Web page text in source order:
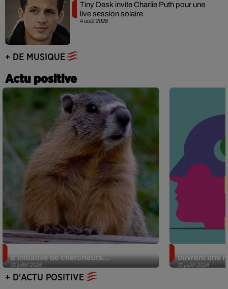
4 août 2026
Tiny Desk invite Charlie Puth pour une
live session solaire
+ DE MUSIQUE
Actu positive
31 juillet 2026
d’initiative de chercheurs...
31 juillet 2026
ouvrent une
+ D'ACTU POSITIVE